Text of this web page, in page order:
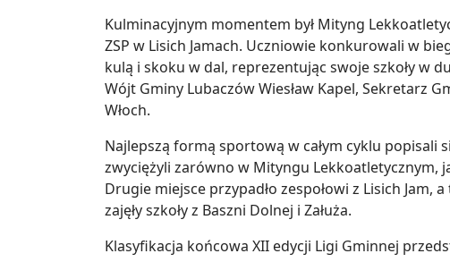
Kulminacyjnym momentem był Mityng
ZSP w Lisich Jamach. Uczniowie konkurowali w
kulą i skoku w dal, reprezentując swoje szkoły w
Wójt Gminy Lubaczów Wiesław Kapel, Sekretarz
Włoch.
Najlepszą formą sportową w całym cyklu popisali
zwyciężyli zarówno w Mityngu Lekkoatletycznym,
Drugie miejsce przypadło zespołowi z Lisich Jam,
zajęły szkoły z Baszni Dolnej i Załuża.
Klasyfikacja końcowa XII edycji Ligi Gminnej